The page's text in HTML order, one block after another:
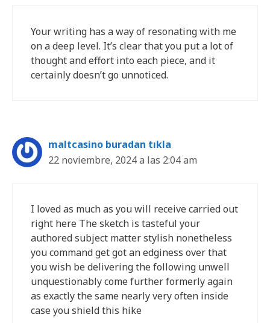
Your writing has a way of resonating with me
on a deep level. It’s clear that you put a lot of
thought and effort into each piece, and it
certainly doesn’t go unnoticed.
maltcasino buradan tıkla
22 noviembre, 2024 a las 2:04 am
I loved as much as you will receive carried out
right here The sketch is tasteful your
authored subject matter stylish nonetheless
you command get got an edginess over that
you wish be delivering the following unwell
unquestionably come further formerly again
as exactly the same nearly very often inside
case you shield this hike